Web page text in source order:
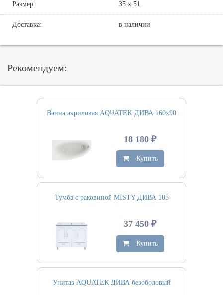
Размер: 35 х 51
Доставка: в наличии
Рекомендуем:
Ванна акриловая AQUATEK ДИВА 160х90
18 180 ₽
Купить
Тумба с раковиной MISTY ДИВА 105
37 450 ₽
Купить
Унитаз AQUATEK ДИВА безободовый